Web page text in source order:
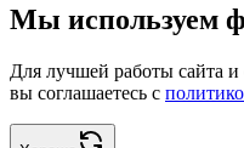
Мы используем
Для лучшей работы сайта и
вы соглашаетесь с